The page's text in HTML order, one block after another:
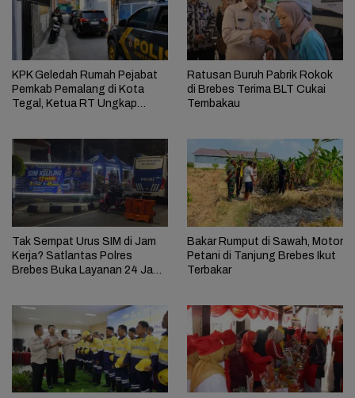
KPK Geledah Rumah Pejabat
Pemkab Pemalang di Kota
Tegal, Ketua RT Ungkap
Ratusan Buruh Pabrik Rokok
di Brebes Terima BLT Cukai
Tembakau
Tak Sempat Urus SIM di Jam
Kerja? Satlantas Polres
Brebes Buka Layanan 24 Jam
Bakar Rumput di Sawah, Motor
Petani di Tanjung Brebes Ikut
Terbakar